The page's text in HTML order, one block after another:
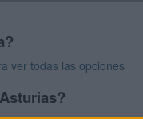
ver todas las opciones